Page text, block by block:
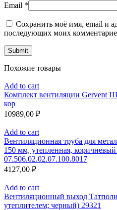
Email *
Сохранить моё имя, email и
последующих моих
Похожие товары
Add to cart
Комплект вентиляции Gervent
кор
10989,00 ₽
Add to cart
Вентиляционная труба для
150 мм, утепленная,
07.506.02.02.07.100.8017
4127,00 ₽
Add to cart
Вентиляционный выход
утеплителем; черный) 29321